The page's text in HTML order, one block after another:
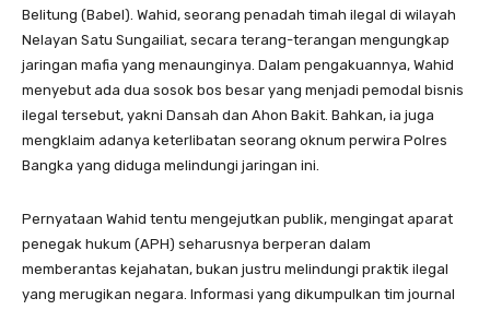
Belitung (Babel). Wahid, seorang penadah timah ilegal di wilayah
Nelayan Satu Sungailiat, secara terang-terangan mengungkap
jaringan mafia yang menaunginya. Dalam pengakuannya, Wahid
menyebut ada dua sosok bos besar yang menjadi pemodal bisnis
ilegal tersebut, yakni Dansah dan Ahon Bakit. Bahkan, ia juga
mengklaim adanya keterlibatan seorang oknum perwira Polres
Bangka yang diduga melindungi jaringan ini.
Pernyataan Wahid tentu mengejutkan publik, mengingat aparat
penegak hukum (APH) seharusnya berperan dalam
memberantas kejahatan, bukan justru melindungi praktik ilegal
yang merugikan negara. Informasi yang dikumpulkan tim journal